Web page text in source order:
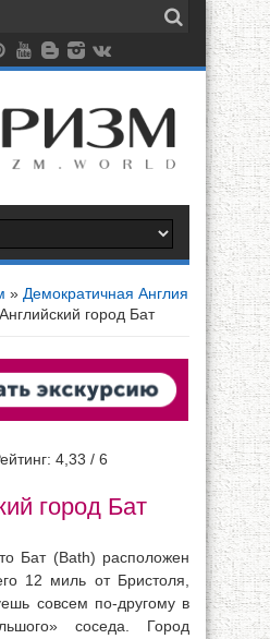
» Демократичная Англия
Английский город Бат
4,33 / 6
город Бат
Бат (Bath) расположен
12 миль от Бристоля,
совсем по-другому в
соседа. Город